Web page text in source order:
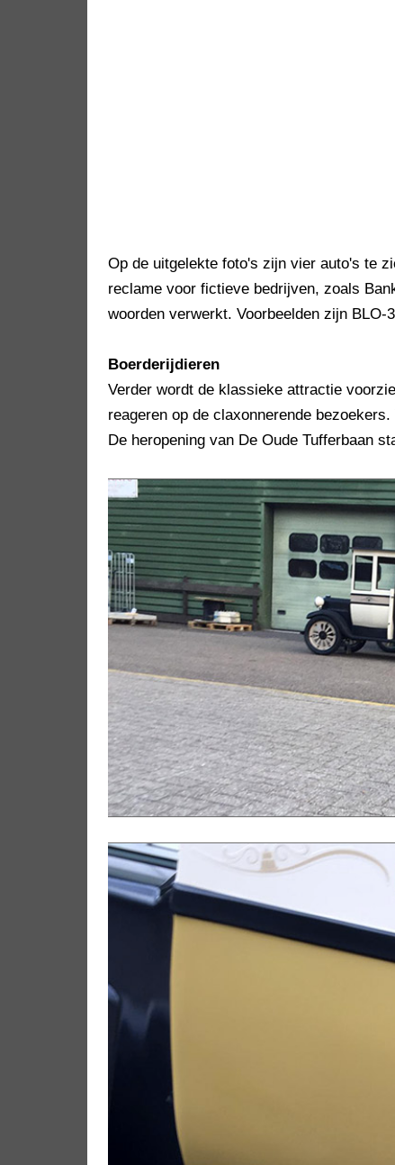
Op de uitgelekte foto's zijn vier auto's te
reclame voor fictieve bedrijven, zoals
woorden verwerkt. Voorbeelden zijn BLO-
Boerderijdieren
Verder wordt de klassieke attractie
reageren op de claxonnerende bezoekers.
De heropening van De Oude Tufferbaan